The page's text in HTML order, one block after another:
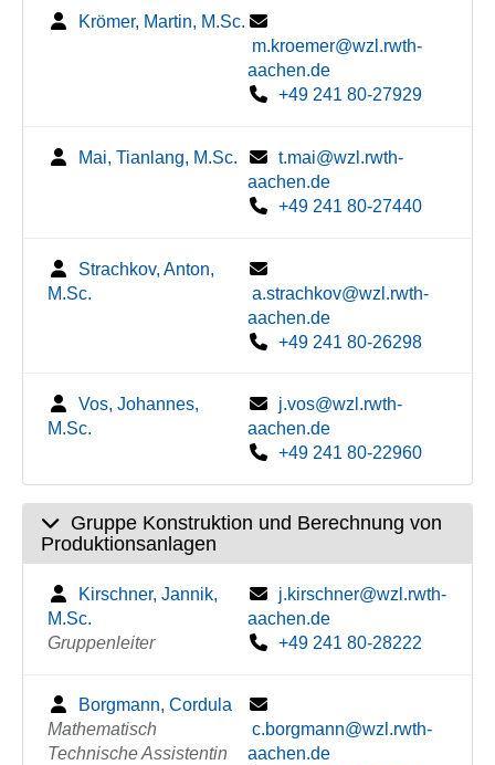
Krömer, Martin, M.Sc.
m.kroemer@wzl.rwth-
aachen.de
+49 241 80-27929
Mai, Tianlang, M.Sc.
t.mai@wzl.rwth-
aachen.de
+49 241 80-27440
Strachkov, Anton,
M.Sc.
a.strachkov@wzl.rwth-
aachen.de
+49 241 80-26298
Vos, Johannes,
M.Sc.
j.vos@wzl.rwth-
aachen.de
+49 241 80-22960
Gruppe Konstruktion und Berechnung von
Produktionsanlagen
Kirschner, Jannik,
M.Sc.
Gruppenleiter
j.kirschner@wzl.rwth-
aachen.de
+49 241 80-28222
Borgmann, Cordula
Mathematisch
Technische Assistentin
c.borgmann@wzl.rwth-
aachen.de